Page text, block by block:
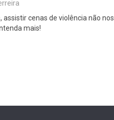
assistir cenas de violência não nos
mais!